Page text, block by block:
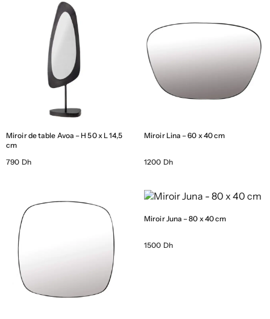
Miroir de table Avoa – H 50 x L 14,5
cm
790 Dh
Miroir Lina – 60 x 40 cm
1200 Dh
Miroir Juna – 80 x 40 cm
1500 Dh